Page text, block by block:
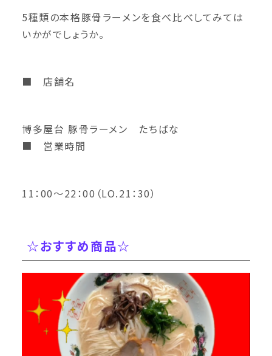
5種類の本格豚骨ラーメンを食べ比べしてみては
いかがでしょうか。
■ 店舗名
博多屋台 豚骨ラーメン たちばな
■ 営業時間
11：00～22：00（LO.21：30）
☆おすすめ商品☆